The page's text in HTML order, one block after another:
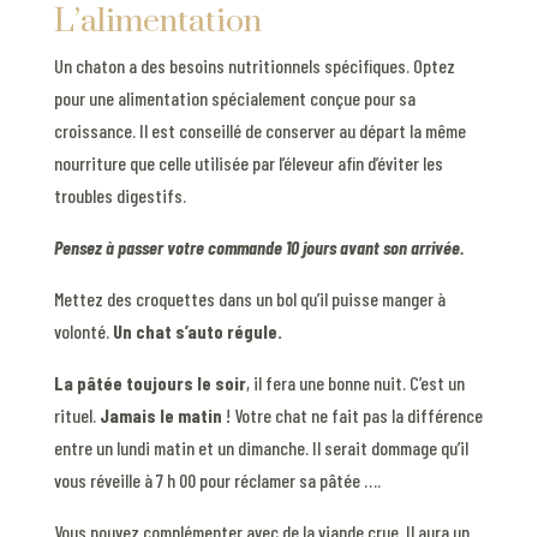
L’alimentation
Un chaton a des besoins nutritionnels spécifiques. Optez
pour une alimentation spécialement conçue pour sa
croissance. Il est conseillé de conserver au départ la même
nourriture que celle utilisée par l’éleveur afin d’éviter les
troubles digestifs.
Pensez à passer votre commande 10 jours avant son arrivée.
Mettez des croquettes dans un bol qu’il puisse manger à
volonté. Un chat s’auto régule.
La pâtée toujours le soir, il fera une bonne nuit. C’est un
rituel. Jamais le matin ! Votre chat ne fait pas la différence
entre un lundi matin et un dimanche. Il serait dommage qu’il
vous réveille à 7 h 00 pour réclamer sa pâtée ….
Vous pouvez complémenter avec de la viande crue. Il aura un